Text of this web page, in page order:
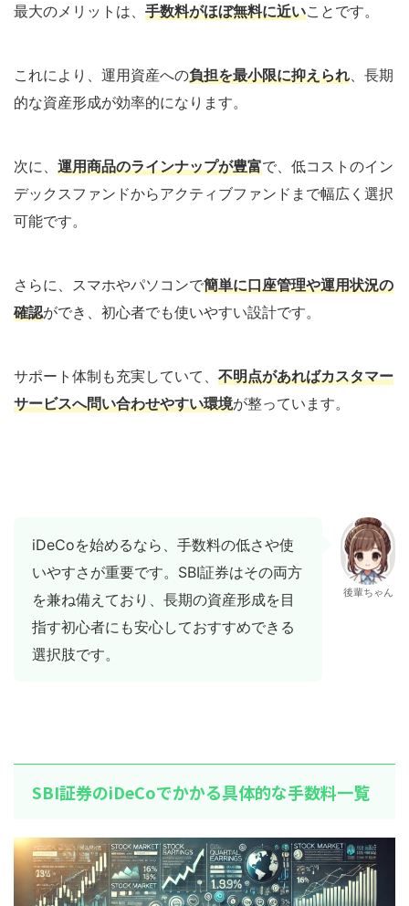
最大のメリットは、 手数料がほぼ無料に近いことです。
これにより、運用資産への負担を最小限に抑えられ 、長期
的な資産形成が効率的になります。
次に、 運用商品のラインナップが豊富で、低コストのイン
デックスファンドからアクティブファンドまで幅広く選択
可能です。
さらに、スマホやパソコンで簡単に口座管理や運用状況の
確認ができ、初心者でも使いやすい設計です。
サポート体制も充実していて、 不明点があればカスタマー
サービスへ問い合わせやすい環境が整っています。
iDeCoを始めるなら、手数料の低さや使
いやすさが重要です。SBI証券はその両方
を兼ね備えており、長期の資産形成を目
指す初心者にも安心しておすすめできる
選択肢です。
後輩ちゃん
SBI証券のiDeCoでかかる具体的な手数料一覧